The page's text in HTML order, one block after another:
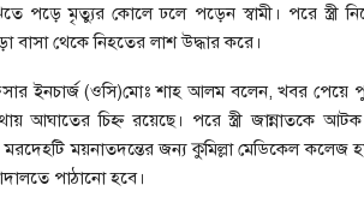
পড়ে মৃত্যুর কোলে ঢলে পড়েন স্বামী। পরে স্ত্রী
বাসা থেকে নিহতের লাশ উদ্ধার করে।
ইনচার্জ (ওসি)মোঃ শাহ আলম বলেন, খবর পেয়ে
আঘাতের চিহ্ন রয়েছে। পরে স্ত্রী জান্নাতকে
মরদেহটি ময়নাতদন্তের জন্য কুমিল্লা মেডিকেল
পাঠানো হবে।